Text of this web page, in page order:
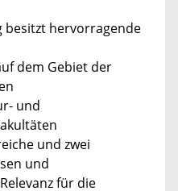
besitzt hervorragende
dem Gebiet der
und
und zwei
und
für die